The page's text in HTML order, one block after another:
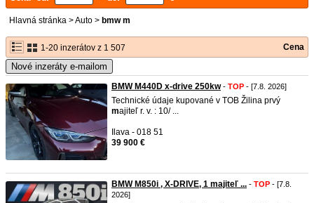
Hlavná stránka >Auto > bmw m
1-20 inzerátov z 1 507 Cena
Nové inzeráty e-mailom
BMW M440D x-drive 250kw- TOP - [7.8. 2026]
Technické údaje kupované v TOB Žilina prvý
majiteľ r. v. : 10/ ...
Ilava - 018 51
39 900 €
BMW M850i , X-DRIVE, 1 majiteľ ... - TOP - [7.8.
2026]